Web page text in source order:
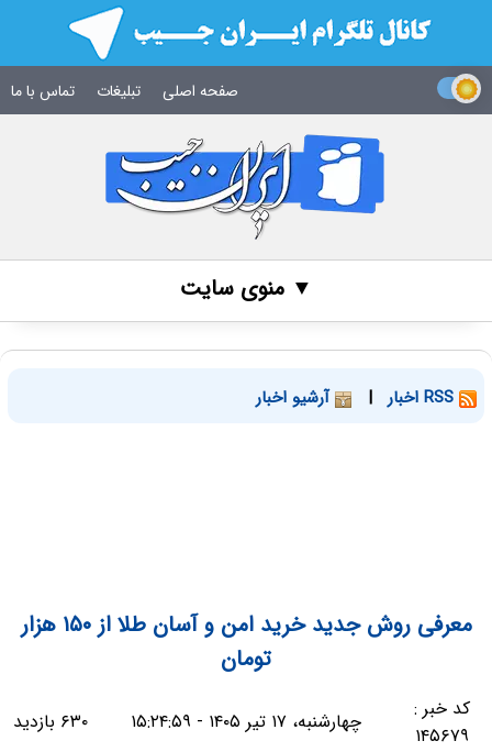
صفحه اصلی تبلیغات تماس با ما
▼ منوی سایت
| آرشیو اخبار
معرفی روش جدید خرید امن و آسان طلا از ۱۵۰ هزار
تومان
کد خبر :
۱۴۵۶۷۹
چهارشنبه، ۱۷ تیر ۱۴۰۵ - ۱۵:۲۴:۵۹ ۶۳۰ بازدید